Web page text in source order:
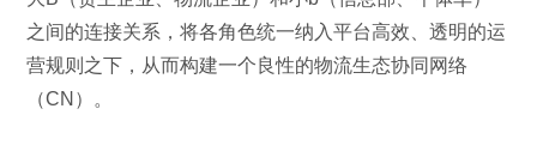
之间的连接关系，将各角色统一纳入平台高效、透明的运
营规则之下，从而构建一个良性的物流生态协同网络
（CN）。